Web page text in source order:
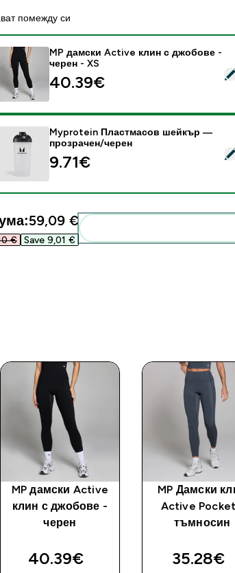
помежду си
this product - MP дамски Active клин с
MP дамски Active клин с джобове -
черен - XS
40.39€‎
this product - Myprotein Пластмасов
Myprotein Пластмасов шейкър —
прозрачен/черен
9.71€‎
59,09 €‎
€‎ Save 9,01 €‎
MP дамски Active
клин с джобове -
черен
40.39€‎
MP Дамски
Active
тъмносин
35.28€‎